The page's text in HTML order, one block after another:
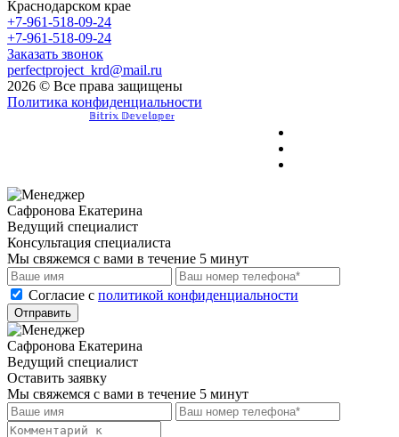
Краснодарском крае
+7-961-518-09-24
+7-961-518-09-24
Заказать звонок
perfectproject_krd@mail.ru
2026 © Все права защищены
Политика конфиденциальности
𝔹𝕚𝕥𝕣𝕚𝕩 𝔻𝕖𝕧𝕖𝕝𝕠𝕡𝕖r
Сафронова Екатерина
Ведущий специалист
Консультация специалиста
Мы свяжемся с вами в течение 5 минут
Cогласие с политикой конфиденциальности
Отправить
Сафронова Екатерина
Ведущий специалист
Оставить заявку
Мы свяжемся с вами в течение 5 минут